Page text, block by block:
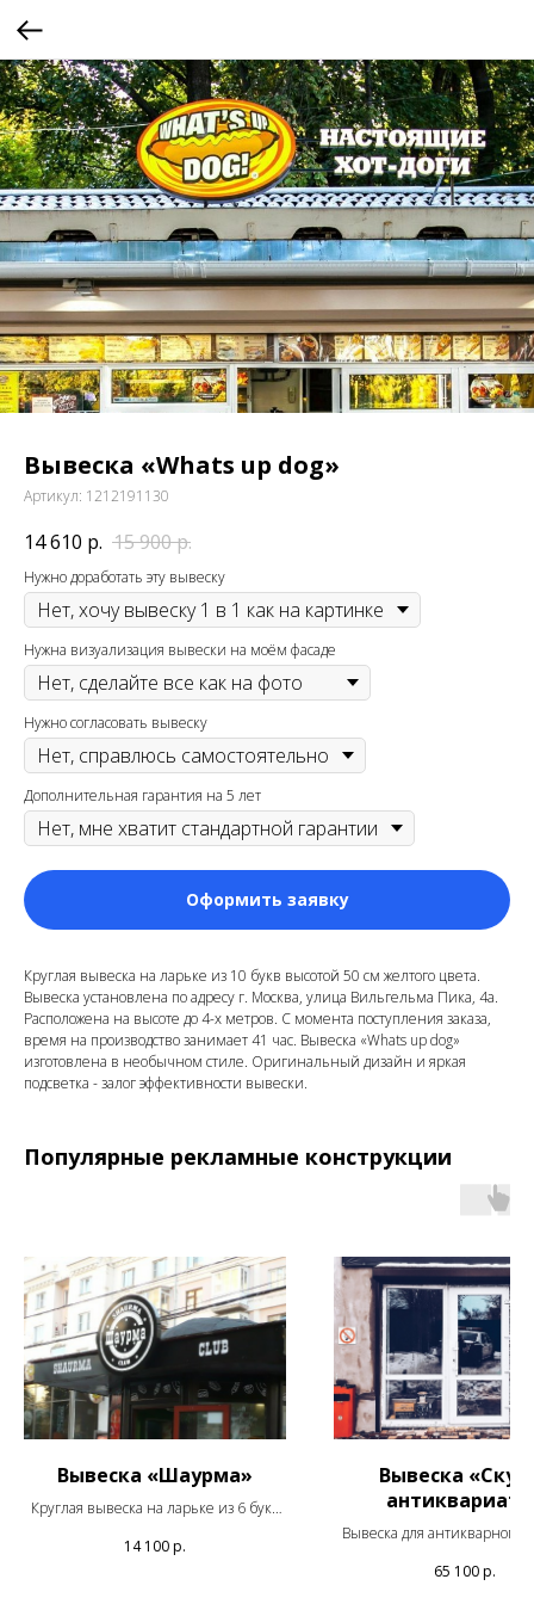
Вывеска «Whats up dog»
Артикул: 1212191130
14 610 р. 15 900р.
Нужно доработать эту вывеску
Нужна визуализация вывески на моём фасаде
Нужно согласовать вывеску
Дополнительная гарантия на 5 лет
Оформить заявку
Круглая вывеска на ларьке из 10 букв высотой 50 см желтого цвета.
Вывеска установлена по адресу г. Москва, улица Вильгельма Пика, 4a.
Расположена на высоте до 4-х метров. С момента поступления заказа,
время на производство занимает 41 час. Вывеска «Whats up dog»
изготовлена в необычном стиле. Оригинальный дизайн и яркая
подсветка - залог эффективности вывески.
Популярные рекламные конструкции
Вывеска «Шаурма»
Круглая вывеска на ларьке из 6 букв
Мощностью 75 Вт. В наличии на
14 100р.
Вывеска
Вывеска для антикварного
цвета. Мощностью 50 Вт.
65 100р.